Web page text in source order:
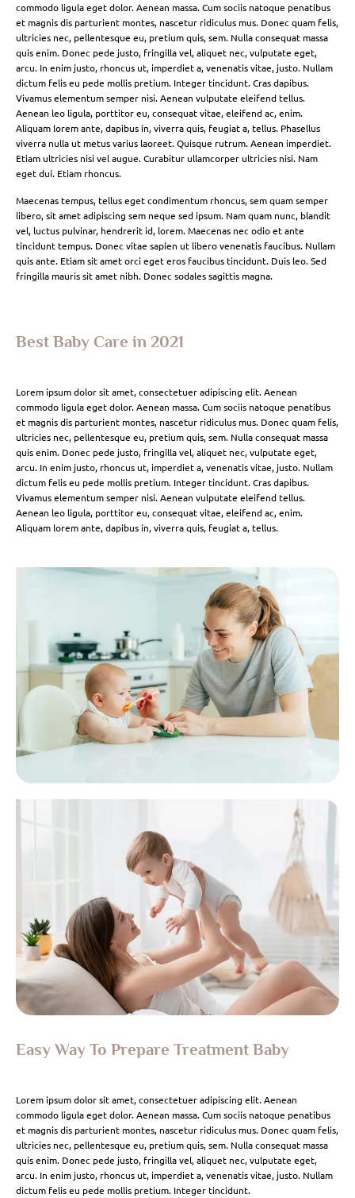
commodo ligula eget dolor. Aenean massa. Cum sociis natoque penatibus
et magnis dis parturient montes, nascetur ridiculus mus. Donec quam felis,
ultricies nec, pellentesque eu, pretium quis, sem. Nulla consequat massa
quis enim. Donec pede justo, fringilla vel, aliquet nec, vulputate eget,
arcu. In enim justo, rhoncus ut, imperdiet a, venenatis vitae, justo. Nullam
dictum felis eu pede mollis pretium. Integer tincidunt. Cras dapibus.
Vivamus elementum semper nisi. Aenean vulputate eleifend tellus.
Aenean leo ligula, porttitor eu, consequat vitae, eleifend ac, enim.
Aliquam lorem ante, dapibus in, viverra quis, feugiat a, tellus. Phasellus
viverra nulla ut metus varius laoreet. Quisque rutrum. Aenean imperdiet.
Etiam ultricies nisi vel augue. Curabitur ullamcorper ultricies nisi. Nam
eget dui. Etiam rhoncus.
Maecenas tempus, tellus eget condimentum rhoncus, sem quam semper
libero, sit amet adipiscing sem neque sed ipsum. Nam quam nunc, blandit
vel, luctus pulvinar, hendrerit id, lorem. Maecenas nec odio et ante
tincidunt tempus. Donec vitae sapien ut libero venenatis faucibus. Nullam
quis ante. Etiam sit amet orci eget eros faucibus tincidunt. Duis leo. Sed
fringilla mauris sit amet nibh. Donec sodales sagittis magna.
Best Baby Care in 2021
Lorem ipsum dolor sit amet, consectetuer adipiscing elit. Aenean
commodo ligula eget dolor. Aenean massa. Cum sociis natoque penatibus
et magnis dis parturient montes, nascetur ridiculus mus. Donec quam felis,
ultricies nec, pellentesque eu, pretium quis, sem. Nulla consequat massa
quis enim. Donec pede justo, fringilla vel, aliquet nec, vulputate eget,
arcu. In enim justo, rhoncus ut, imperdiet a, venenatis vitae, justo. Nullam
dictum felis eu pede mollis pretium. Integer tincidunt. Cras dapibus.
Vivamus elementum semper nisi. Aenean vulputate eleifend tellus.
Aenean leo ligula, porttitor eu, consequat vitae, eleifend ac, enim.
Aliquam lorem ante, dapibus in, viverra quis, feugiat a, tellus.
Easy Way To Prepare Treatment Baby
Lorem ipsum dolor sit amet, consectetuer adipiscing elit. Aenean
commodo ligula eget dolor. Aenean massa. Cum sociis natoque penatibus
et magnis dis parturient montes, nascetur ridiculus mus. Donec quam felis,
ultricies nec, pellentesque eu, pretium quis, sem. Nulla consequat massa
quis enim. Donec pede justo, fringilla vel, aliquet nec, vulputate eget,
arcu. In enim justo, rhoncus ut, imperdiet a, venenatis vitae, justo. Nullam
dictum felis eu pede mollis pretium. Integer tincidunt.